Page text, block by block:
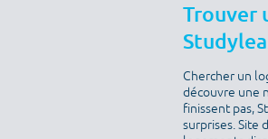
Trouver
Chercher un
découvre une
finissent pas,
surprises. Site